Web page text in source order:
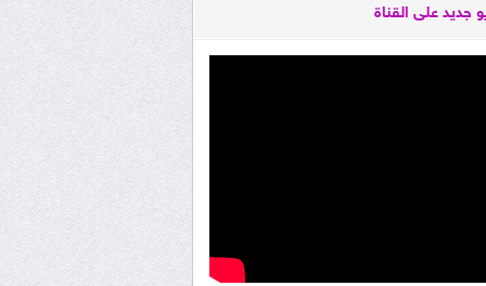
جديد على القناة